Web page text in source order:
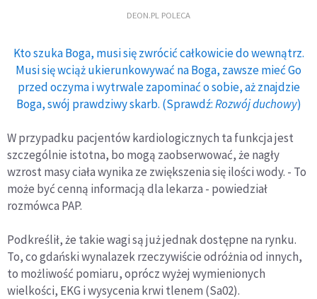
DEON.PL POLECA
Kto szuka Boga, musi się zwrócić całkowicie do wewnątrz.
Musi się wciąż ukierunkowywać na Boga, zawsze mieć Go
przed oczyma i wytrwale zapominać o sobie, aż znajdzie
Boga, swój prawdziwy skarb. (Sprawdź:Rozwój duchowy)
W przypadku pacjentów kardiologicznych ta funkcja jest
szczególnie istotna, bo mogą zaobserwować, że nagły
wzrost masy ciała wynika ze zwiększenia się ilości wody. - To
może być cenną informacją dla lekarza - powiedział
rozmówca PAP.
Podkreślił, że takie wagi są już jednak dostępne na rynku.
To, co gdański wynalazek rzeczywiście odróżnia od innych,
to możliwość pomiaru, oprócz wyżej wymienionych
wielkości, EKG i wysycenia krwi tlenem (Sa02).